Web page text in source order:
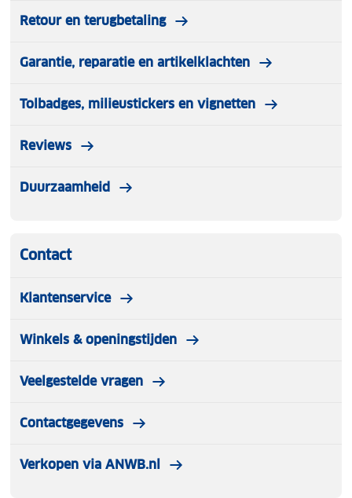
Retour en terugbetaling
Garantie, reparatie en artikelklachten
Tolbadges, milieustickers en vignetten
Reviews
Duurzaamheid
Contact
Klantenservice
Winkels & openingstijden
Veelgestelde vragen
Contactgegevens
Verkopen via ANWB.nl